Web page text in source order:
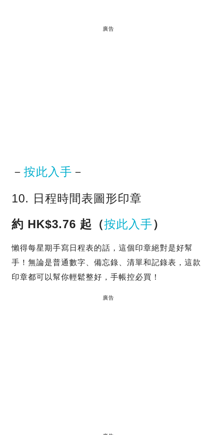
廣告
－ 按此入手 －
10. 日程時間表圖形印章
約 HK$3.76 起（按此入手）
懶得每星期手寫日程表的話，這個印章絕對是好幫
手！無論是普通數字、備忘錄、清單和記錄表，這款
印章都可以幫你輕鬆整好，手帳控必買！
廣告